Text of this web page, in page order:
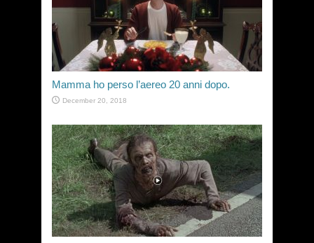
Mamma ho perso l’aereo 20 anni dopo.
December 20, 2018